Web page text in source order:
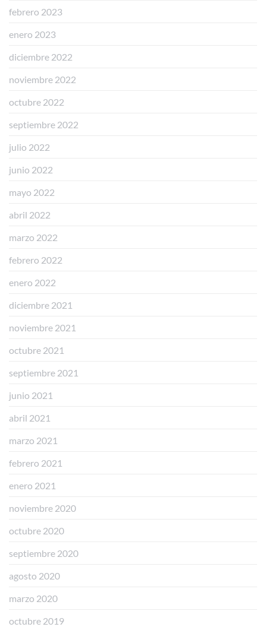
febrero 2023
enero 2023
diciembre 2022
noviembre 2022
octubre 2022
septiembre 2022
julio 2022
junio 2022
mayo 2022
abril 2022
marzo 2022
febrero 2022
enero 2022
diciembre 2021
noviembre 2021
octubre 2021
septiembre 2021
junio 2021
abril 2021
marzo 2021
febrero 2021
enero 2021
noviembre 2020
octubre 2020
septiembre 2020
agosto 2020
marzo 2020
octubre 2019